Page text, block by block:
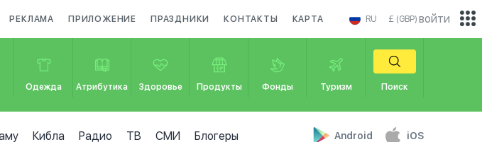
РЕКЛАМА ПРИЛОЖЕНИЕ ПРАЗДНИКИ КОНТАКТЫ КАРТА RU £ (GBP)
Одежда Атрибутика Здоровье Продукты Фонды Туризм Поиск
Кибла Радио ТВ СМИ Блогеры Android iOS
войти